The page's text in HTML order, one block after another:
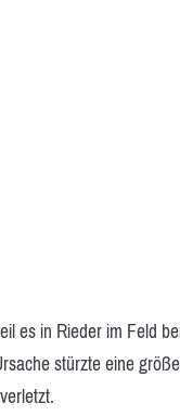
es in Rieder im Feld
stürzte eine